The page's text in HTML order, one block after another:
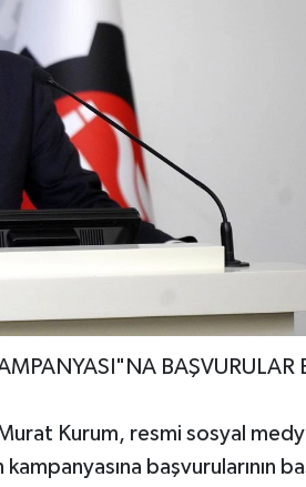
BAŞVURULAR
Kurum, resmi sosyal
başvurularının